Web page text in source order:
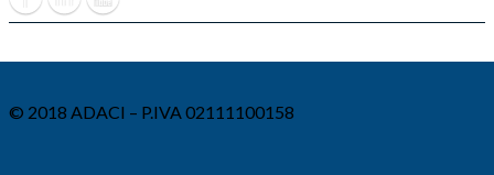
© 2018 ADACI – P.IVA 02111100158